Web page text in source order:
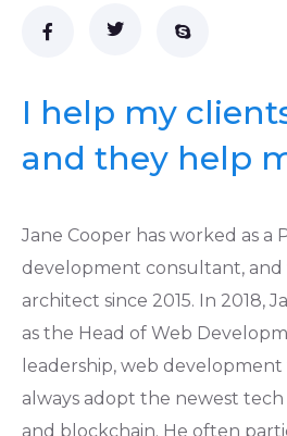
I help my
and they help
Jane Cooper has worked as a
development consultant,
architect since 2015. In 2018,
as the Head of Web
leadership, web
always adopt the newest
and blockchain. He often